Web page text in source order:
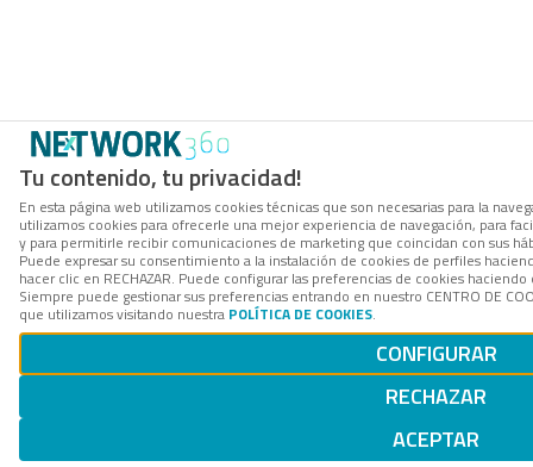
Tu contenido, tu privacidad!
En esta página web utilizamos cookies técnicas que son necesarias para la
utilizamos cookies para ofrecerle una mejor experiencia de navegación, para
y para permitirle recibir comunicaciones de marketing que coincidan con sus
Puede expresar su consentimiento a la instalación de cookies de perfiles
hacer clic en RECHAZAR. Puede configurar las preferencias de cookies haciendo
Siempre puede gestionar sus preferencias entrando en nuestro CENTRO DE
que utilizamos visitando nuestra POLÍTICA DE COOKIES.
CONFIGURAR
RECHAZAR
ACEPTAR